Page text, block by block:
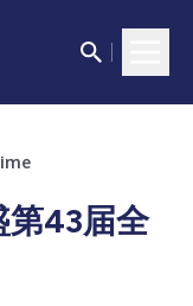
第43届全